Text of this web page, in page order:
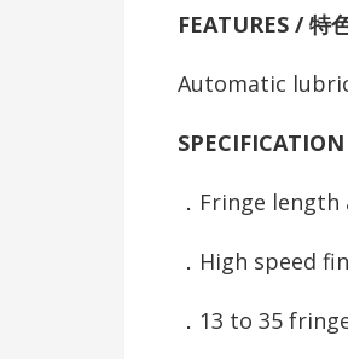
FEATURES / 特
Automatic
．Fringe
．High speed
．13 to 35